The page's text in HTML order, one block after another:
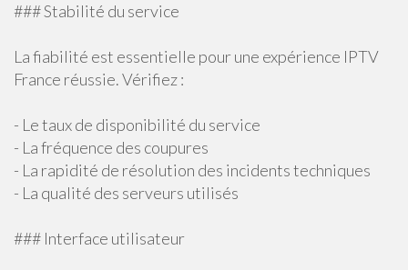
### Stabilité du service
La fiabilité est essentielle pour une expérience IPTV
France réussie. Vérifiez :
- Le taux de disponibilité du service
- La fréquence des coupures
- La rapidité de résolution des incidents techniques
- La qualité des serveurs utilisés
### Interface utilisateur